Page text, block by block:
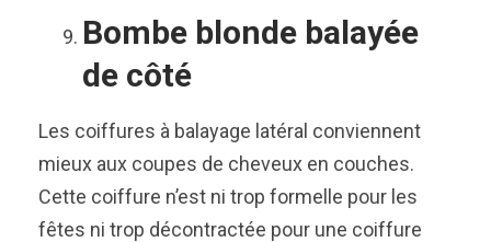
Bombe blonde balayée
de côté
Les coiffures à balayage latéral conviennent
mieux aux coupes de cheveux en couches.
Cette coiffure n’est ni trop formelle pour les
fêtes ni trop décontractée pour une coiffure